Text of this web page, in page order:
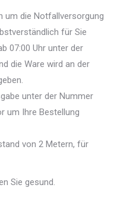
um die Notfallversorgung
für Sie
07:00 Uhr unter der
die Ware wird an der
unter der Nummer
um Ihre Bestellung
von 2 Metern, für
Sie gesund.